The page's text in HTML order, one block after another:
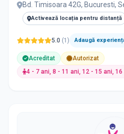
Bd. Timisoara 42G, Bucuresti,
Activează locația pentru distanță
5.0 (1 ) Adaugă
Acreditat
Autorizat
4 - 7 ani, 8 - 11 ani, 12 - 15 ani, 16